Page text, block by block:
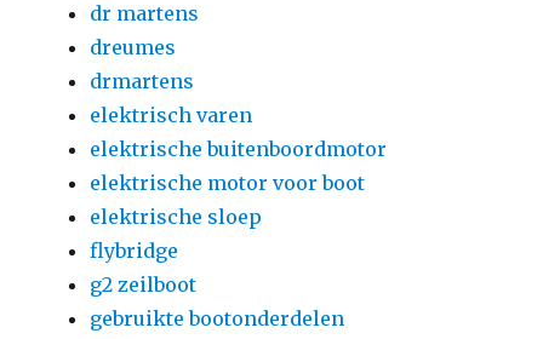
dr martens
dreumes
drmartens
elektrisch varen
elektrische buitenboordmotor
elektrische motor voor boot
elektrische sloep
flybridge
g2 zeilboot
gebruikte bootonderdelen